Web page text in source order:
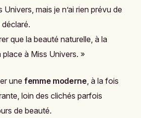
mais je n’ai rien prévu de
que la beauté naturelle, à la
à Miss Univers. »
une femme moderne, à la fois
loin des clichés parfois
de beauté.